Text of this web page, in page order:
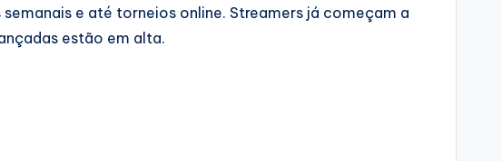
e até torneios online. Streamers já começam a
estão em alta.